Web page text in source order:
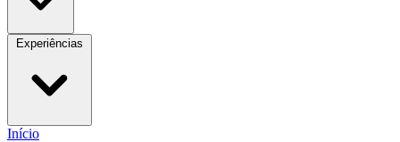
Experiências
Início